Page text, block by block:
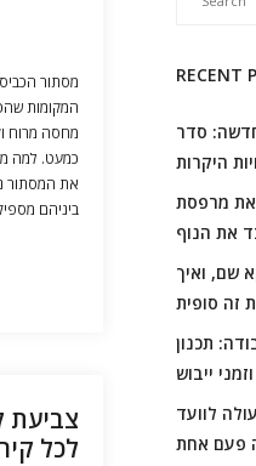
מסתור
המקומות
מחסה מרוח
כמעט. למה
את המסתור
ביניהם
צביעת
לכל
RECENT
סדר
היקרות
את מרפסת
את הנוף
שם, ואיך
זה סופית
תכנון
ייבוש
לוועד
פעם אחת